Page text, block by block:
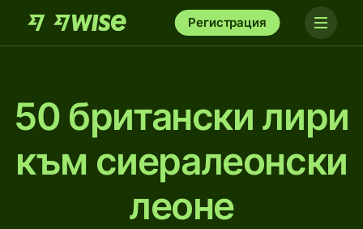
Регистрация
50 британски лири
към сиералеонски
леоне